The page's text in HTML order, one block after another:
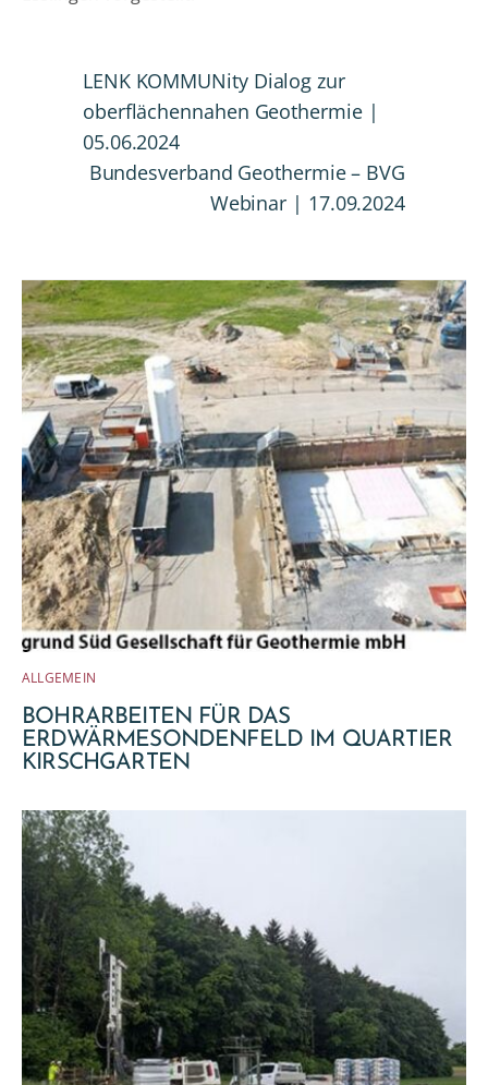
LENK KOMMUNity Dialog zur
oberflächennahen Geothermie |
05.06.2024
Bundesverband Geothermie – BVG
Webinar | 17.09.2024
ALLGEMEIN
BOHRARBEITEN FÜR DAS
ERDWÄRMESONDENFELD IM QUARTIER
KIRSCHGARTEN